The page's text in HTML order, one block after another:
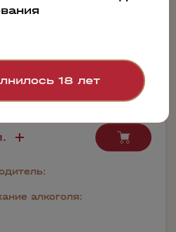
Бронь в 1 клик
алкоголя:
18 лет